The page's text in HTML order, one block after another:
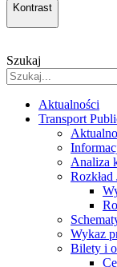
Kontrast
Szukaj
Aktualności
Transport
Analiza
Rozkład
Wykaz
Bilety i